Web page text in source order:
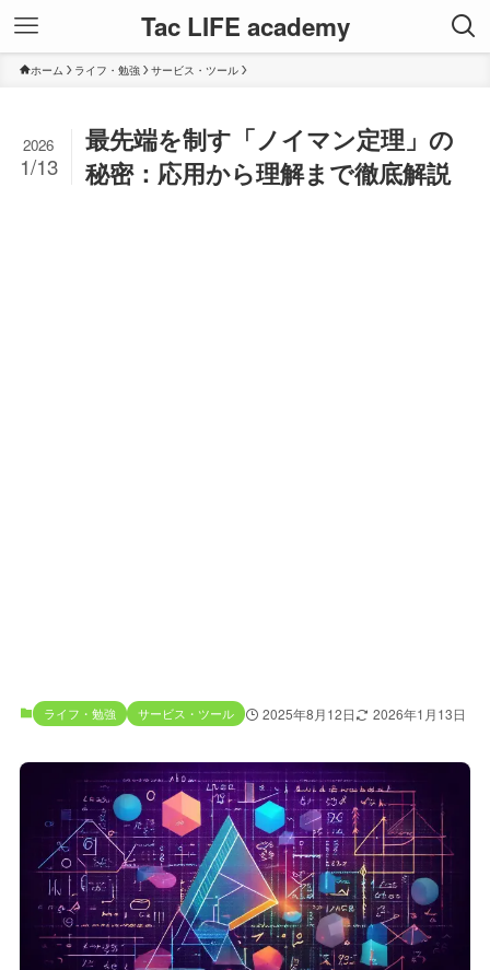
Tac LIFE academy
ホーム ライフ・勉強 サービス・ツール
最先端を制す「ノイマン定理」の
秘密：応用から理解まで徹底解説
2026
1/13
ライフ・勉強 サービス・ツール 2025年8月12日 2026年1月13日